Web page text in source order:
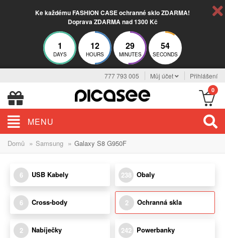
Ke každému FASHION CASE ochranné sklo ZDARMA!
Doprava ZDARMA nad 1300 Kč
1
DAYS
12
HOURS
29
MINUTES
54
SECONDS
777 793 005 Můj účet Přihlášení
0
MENU
Domů » Samsung » Galaxy S8 G950F
6 USB Kabely 238 Obaly
6 Cross-body 2 Ochranná skla
2 Nabíječky 242 Powerbanky